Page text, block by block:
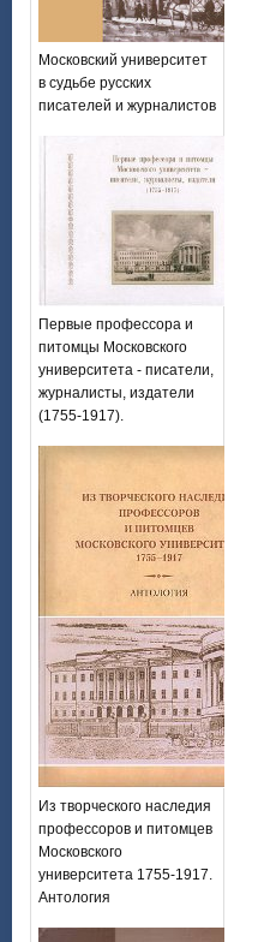
Московский университет
в судьбе русских
писателей и журналистов
Первые профессора и
питомцы Московского
университета - писатели,
журналисты, издатели
(1755-1917).
Из творческого наследия
профессоров и питомцев
Московского
университета 1755-1917.
Антология